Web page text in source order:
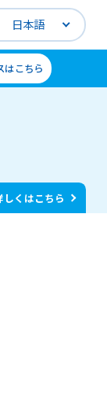
日本語
はこちら
しくはこちら